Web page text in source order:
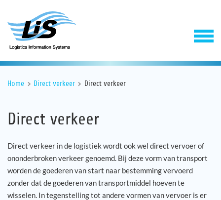
Software
Support & Service
Home Direct verkeer Direct verkeer
Direct verkeer
Direct verkeer in de logistiek wordt ook wel direct vervoer of
ononderbroken verkeer genoemd. Bij deze vorm van transport
worden de goederen van start naar bestemming vervoerd
zonder dat de goederen van transportmiddel hoeven te
wisselen. In tegenstelling tot andere vormen van vervoer is er